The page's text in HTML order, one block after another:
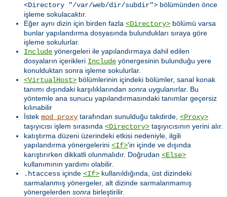
<Directory "/var/web/dir/subdir"> bölümünden önce
işleme sokulacaktır.
Eğer aynı dizin için birden fazla <Directory> bölümü varsa
bunlar yapılandırma dosyasında bulundukları sıraya göre
işleme sokulurlar.
Include yönergeleri ile yapılandırmaya dahil edilen
dosyaların içerikleri Include yönergesinin bulunduğu yere
konulduktan sonra işleme sokulurlar.
<VirtualHost> bölümlerinin içindeki bölümler, sanal konak
tanımı dışındaki karşılıklarından sonra uygulanırlar. Bu
yöntemle ana sunucu yapılandırmasındaki tanımlar geçersiz
kılınabilir
İstek mod_proxy tarafından sunulduğu takdirde, <Proxy>
taşıyıcısı işlem sırasında <Directory> taşıyıcısının yerini alır.
katıştırma düzeni üzerindeki etkisi nedeniyle, ilgili
yapılandırma yönergelerini <If>'in içinde ve dışında
karıştırırken dikkatli olunmalıdır. Doğrudan <Else>
kullanımının yardımı olabilir.
.htaccess içinde <If> kullanıldığında, üst dizindeki
sarmalanmış yönergeler, alt dizinde sarmalanmamış
yönergelerden sonra birleştirilir.